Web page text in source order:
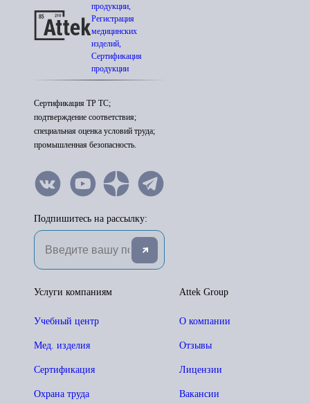
продукции,
Регистрация
медицинских
изделий,
Сертификация
продукции
Сертификация ТР ТС;
подтверждение соответствия;
специальная оценка условий труда;
промышленная безопасность.
Подпишитесь на рассылку:
Attek Group
О компании
Отзывы
Лицензии
Вакансии
Услуги компаниям
Учебный центр
Мед. изделия
Сертификация
Охрана труда